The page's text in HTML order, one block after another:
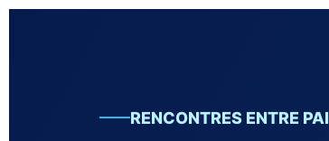
RENCONTRES ENTRE